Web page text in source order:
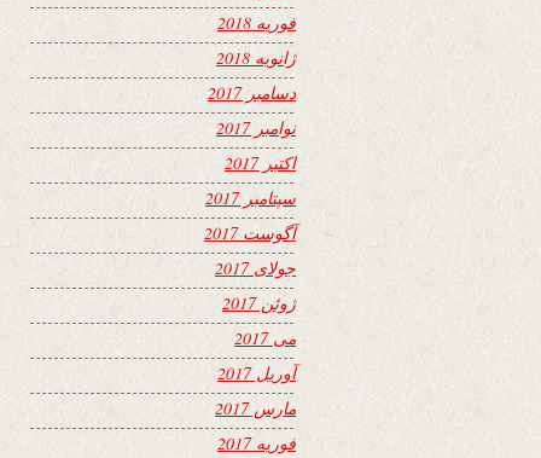
فوریه 2018
ژانویه 2018
دسامبر 2017
نوامبر 2017
اکتبر 2017
سپتامبر 2017
آگوست 2017
جولای 2017
ژوئن 2017
می 2017
آوریل 2017
مارس 2017
فوریه 2017